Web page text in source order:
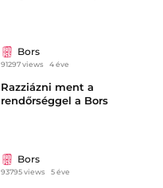
Bors
91297 views 4 éve
Razziázni ment a
rendőrséggel a Bors
Bors
93795 views 5 éve